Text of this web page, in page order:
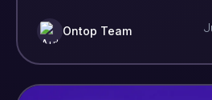
Ontop Team